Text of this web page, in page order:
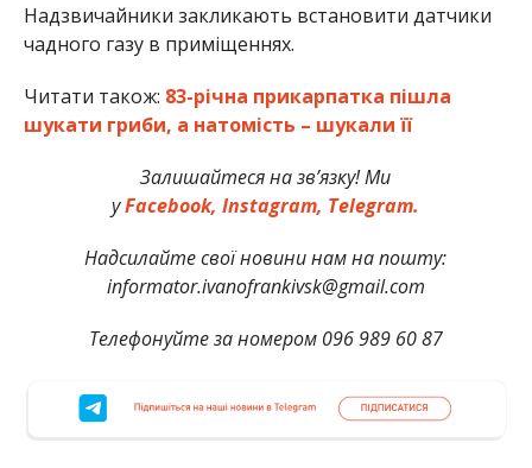
Надзвичайники закликають встановити датчики
чадного газу в приміщеннях.
Читати також: 83-річна прикарпатка пішла
шукати гриби, а натомість – шукали її
Залишайтеся на зв’язку! Ми
уFacebook, Instagram, Telegram.
Надсилайте свої новини нам на пошту:
informator.ivanofrankivsk@gmail.com
Телефонуйте за номером 096 989 60 87